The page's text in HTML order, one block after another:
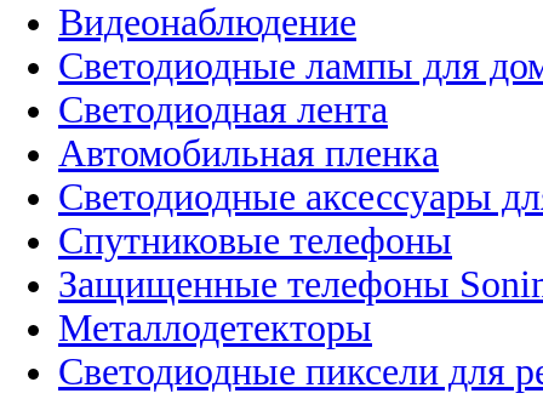
Видеонаблюдение
Светодиодные лампы для
Светодиодная лента
Автомобильная пленка
Светодиодные аксессуары
Спутниковые телефоны
Защищенные телефоны
Металлодетекторы
Светодиодные пиксели для